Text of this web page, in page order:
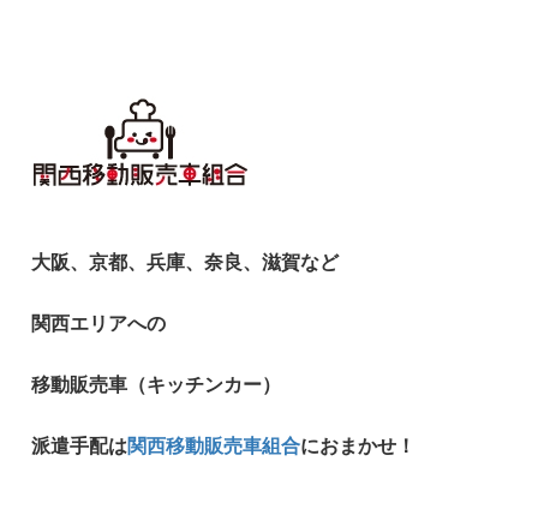
大阪、京都、兵庫、奈良、滋賀など
関西エリアへの
移動販売車（キッチンカー）
派遣手配は関西移動販売車組合におまかせ！